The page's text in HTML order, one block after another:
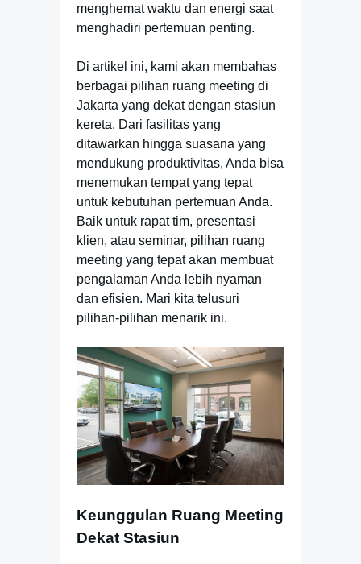
menghemat waktu dan energi saat
menghadiri pertemuan penting.
Di artikel ini, kami akan membahas
berbagai pilihan ruang meeting di
Jakarta yang dekat dengan stasiun
kereta. Dari fasilitas yang
ditawarkan hingga suasana yang
mendukung produktivitas, Anda bisa
menemukan tempat yang tepat
untuk kebutuhan pertemuan Anda.
Baik untuk rapat tim, presentasi
klien, atau seminar, pilihan ruang
meeting yang tepat akan membuat
pengalaman Anda lebih nyaman
dan efisien. Mari kita telusuri
pilihan-pilihan menarik ini.
Keunggulan Ruang Meeting
Dekat Stasiun